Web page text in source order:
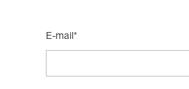
E-mail*